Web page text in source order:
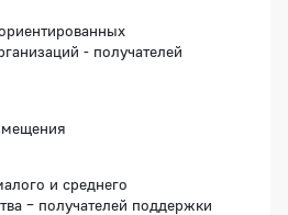
- получателей
и среднего
– получателей поддержки